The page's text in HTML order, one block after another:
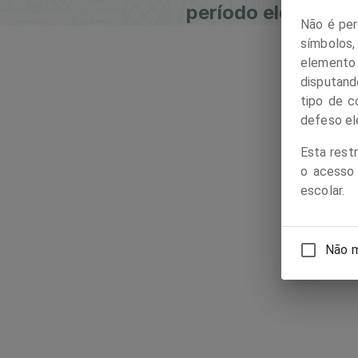
período eleitoral.
Não é
tipo de
defeso
Esta
o acesso
escolar.
Não